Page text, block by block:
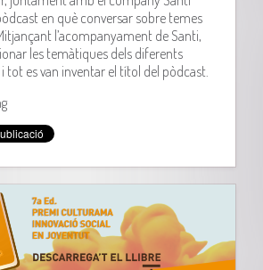
en què conversar sobre temes
l’acompanyament de Santi,
les temàtiques dels diferents
tot es van inventar el títol del pòdcast.